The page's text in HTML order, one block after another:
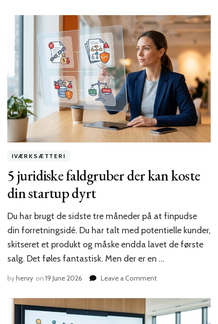
måder
at
undgå
founder
burnout
og
bevare
motivationen
IVÆRKSÆTTERI
5 juridiske faldgruber der kan koste
din startup dyrt
Du har brugt de sidste tre måneder på at finpudse
din forretningsidé. Du har talt med potentielle kunder,
skitseret et produkt og måske endda lavet de første
salg. Det føles fantastisk. Men der er en …
byhenry on 19 June 2026 Leave a Commenton
juridiske
faldgruber
der